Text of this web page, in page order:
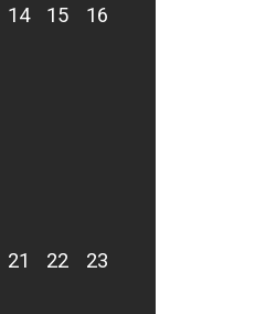
14 15 16
21 22 23